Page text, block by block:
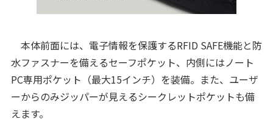
本体前面には、電子情報を保護するRFID SAFE機能と防
水ファスナーを備えるセーフポケット、内側にはノート
PC専用ポケット（最大15インチ）を装備。また、ユーザ
ーからのみジッパーが見えるシークレットポケットも備
えます。